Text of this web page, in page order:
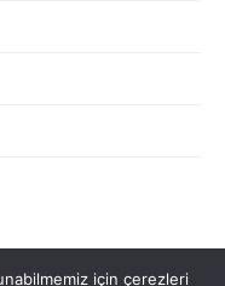
için çerezleri